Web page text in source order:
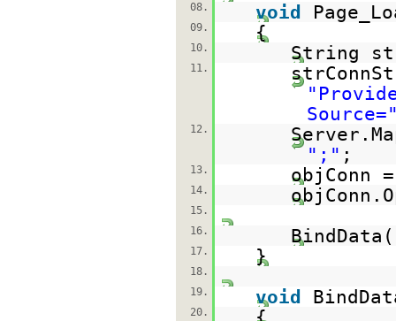
08.
void
09. {
10. String
11.
12.
";" ;
13. objConn
14.
15.
16.
17. }
18.
19.
void
20.